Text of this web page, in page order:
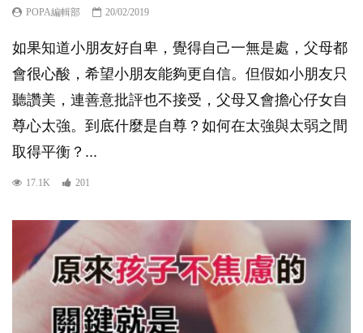
POPA編輯部 20/02/2019
如果知道小朋友好自卑，覺得自己一無是處，父母都
會很心酸，希望小朋友能夠更自信。但假如小朋友只
聽讚美，連善意批評也不接受，父母又會擔心仔女自
尊心太強。到底什麼是自尊？如何在太強與太弱之間
取得平衡？...
17.1K 201